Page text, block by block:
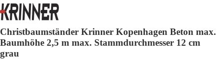
Christbaumständer Krinner Kopenhagen Beton max.
Baumhöhe 2,5 m max. Stammdurchmesser 12 cm
grau